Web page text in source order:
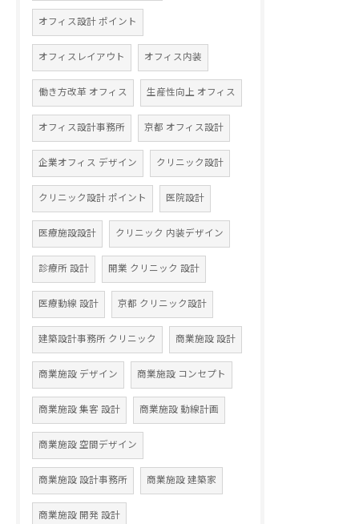
オフィス設計 ポイント
オフィスレイアウト オフィス内装
働き方改革 オフィス 生産性向上 オフィス
オフィス設計事務所 京都 オフィス設計
企業オフィス デザイン クリニック設計
クリニック設計 ポイント 医院設計
医療施設設計 クリニック 内装デザイン
診療所 設計 開業 クリニック 設計
医療動線 設計 京都 クリニック設計
建築設計事務所 クリニック 商業施設 設計
商業施設 デザイン 商業施設 コンセプト
商業施設 集客 設計 商業施設 動線計画
商業施設 空間デザイン
商業施設 設計事務所 商業施設 建築家
商業施設 開発 設計